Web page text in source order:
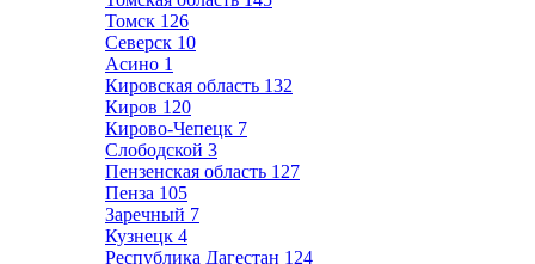
Томск 126
Северск 10
Асино 1
Кировская область 132
Киров 120
Кирово-Чепецк 7
Слободской 3
Пензенская область 127
Пенза 105
Заречный 7
Кузнецк 4
Республика Дагестан 124